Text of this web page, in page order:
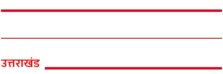
उत्तराखंड